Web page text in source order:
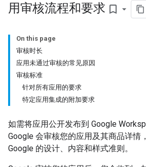
用审核流程和要求 bookmark_border
On this page
审核时长
应用未通过审核的常见原因
审核标准
针对所有应用的要求
特定应用集成的附加要求
如需将应用公开发布到 Google
Google 会审核您的应用及其商品详情
Google 的设计、内容和样式准则。